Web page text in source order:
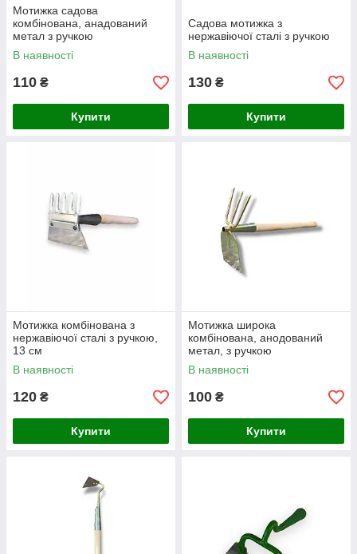
Мотижка садова
комбінована, анадований
метал з ручкою
В наявності
110 ₴
Купити
Садова мотижка з
нержавіючої сталі з ручкою
В наявності
130 ₴
Купити
Мотижка комбінована з
нержавіючої сталі з ручкою,
13 см
В наявності
120 ₴
Купити
Мотижка широка
комбінована, анодований
метал, з ручкою
В наявності
100 ₴
Купити